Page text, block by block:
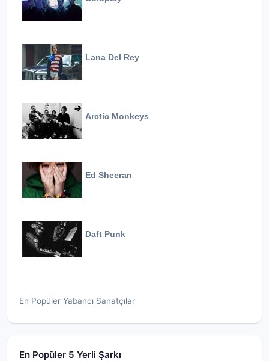
Lana Del Rey
Arctic Monkeys
Ed Sheeran
Daft Punk
En Popüler Yabancı Sanatçılar
En Popüler 5 Yerli Şarkı